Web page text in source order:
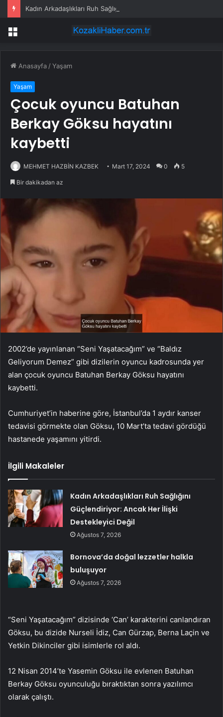
Menü
Anasayfa /Yaşam
Yaşam
Çocuk oyuncu Batuhan
Berkay Göksu hayatını
kaybetti
MEHMET HAZBİN KAZBEK Mart 17, 2024 0 5
Bir dakikadan az
2002’de yayınlanan “Seni Yaşatacağım” ve “Baldız
Geliyorum Demez” gibi dizilerin oyuncu kadrosunda yer
alan çocuk oyuncu Batuhan Berkay Göksu hayatını
kaybetti.
Cumhuriyet’in haberine göre, İstanbul’da 1 aydır kanser
tedavisi görmekte olan Göksu, 10 Mart’ta tedavi gördüğü
hastanede yaşamını yitirdi.
İlgili Makaleler
Kadın Arkadaşlıkları Ruh Sağlığını
Güçlendiriyor: Ancak Her İlişki
Destekleyici Değil
Ağustos 7, 2026
Bornova’da doğal lezzetler halkla
buluşuyor
Ağustos 7, 2026
“Seni Yaşatacağım” dizisinde ‘Can’ karakterini canlandıran
Göksu, bu dizide Nurseli İdiz, Can Gürzap, Berna Laçin ve
Yetkin Dikinciler gibi isimlerle rol aldı.
12 Nisan 2014’te Yasemin Göksu ile evlenen Batuhan
Berkay Göksu oyunculuğu bıraktıktan sonra yazılımcı
olarak çalıştı.